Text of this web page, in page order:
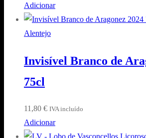
Adicionar
Alentejo
Invisível Branco de
75cl
11,80 € IVA incluído
Adicionar